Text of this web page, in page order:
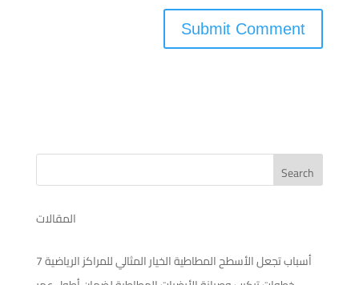
Search
المقالات
7 أسباب تجعل الأسطح المطاطية الخيار المثالي للمراكز الرياضية